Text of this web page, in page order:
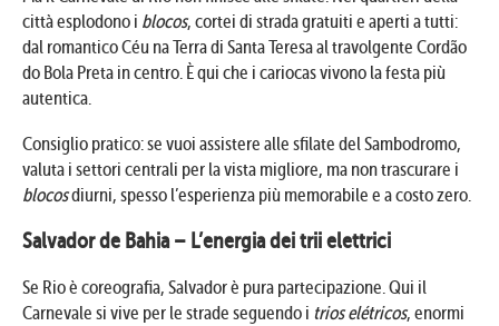
città esplodono i blocos, cortei di strada gratuiti e aperti a tutti:
dal romantico Céu na Terra di Santa Teresa al travolgente Cordão
do Bola Preta in centro. È qui che i cariocas vivono la festa più
autentica.
Consiglio pratico: se vuoi assistere alle sfilate del Sambodromo,
valuta i settori centrali per la vista migliore, ma non trascurare i
blocosdiurni, spesso l’esperienza più memorabile e a costo zero.
Salvador de Bahia – L’energia dei trii elettrici
Se Rio è coreografia, Salvador è pura partecipazione. Qui il
Carnevale si vive per le strade seguendo i trios elétricos, enormi